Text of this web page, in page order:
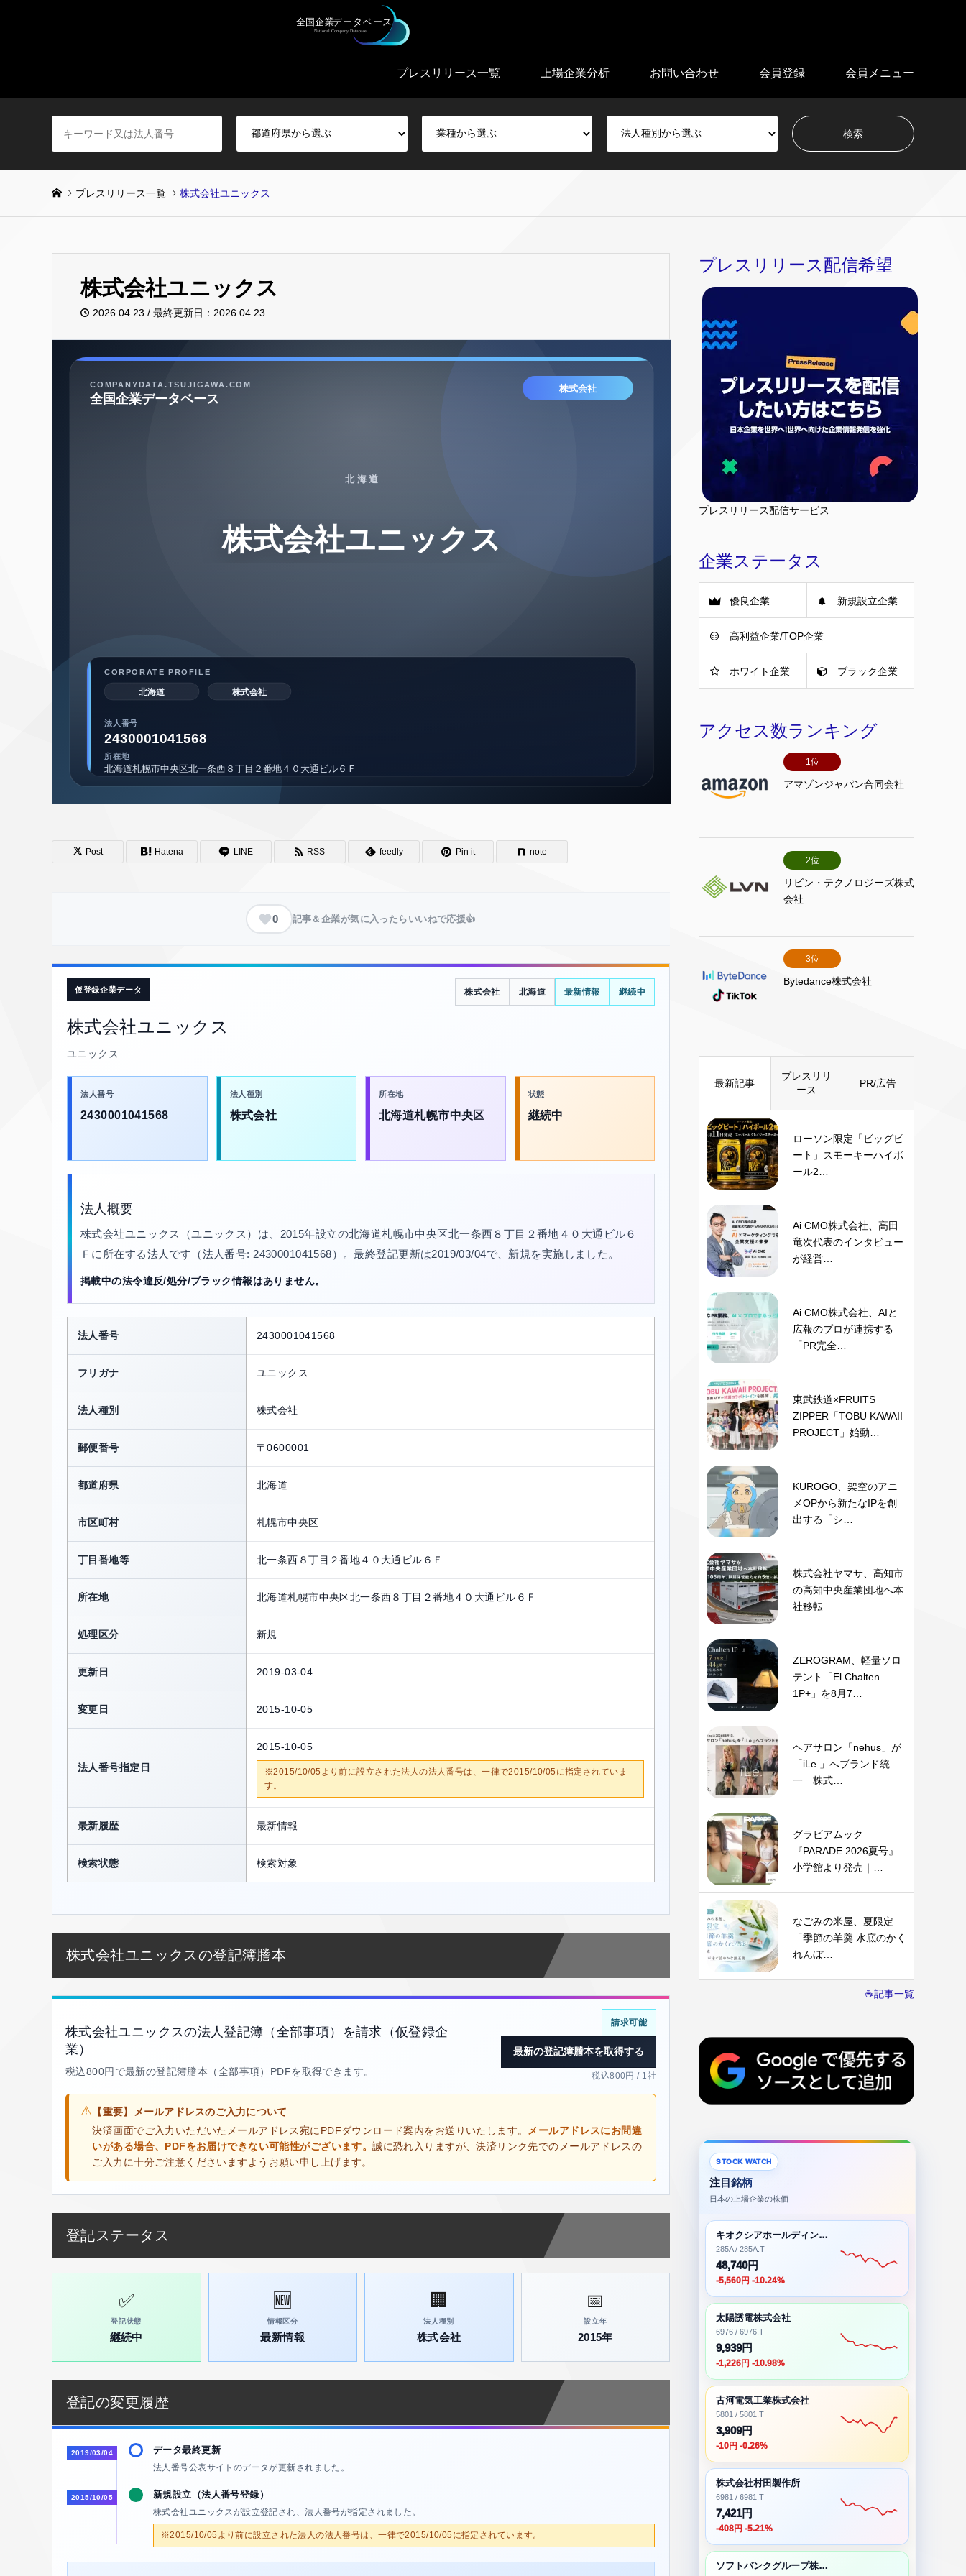
プレスリリース一覧 上場企業分析 お問い合わせ 会員登録 会員メニュー
プレスリリース一覧 株式会社ユニックス
株式会社ユニックス
2026.04.23 / 最終更新日：2026.04.23
Post Hatena LINE RSS feedly Pin it note
0 記事＆企業が気に入ったらいいねで応援👍
仮登録企業データ
株式会社ユニックス
ユニックス
株式会社 北海道 最新情報 継続中
法人番号
2430001041568
法人種別
株式会社
所在地
北海道札幌市中央区
状態
継続中
法人概要
株式会社ユニックス（ユニックス）は、2015年設立の北海道札幌市中央区北一条西８丁目２番地４０大通ビル６
Ｆに所在する法人です（法人番号: 2430001041568）。最終登記更新は2019/03/04で、新規を実施しました。
掲載中の法令違反/処分/ブラック情報はありません。
法人番号 2430001041568
フリガナ ユニックス
法人種別 株式会社
郵便番号 〒0600001
都道府県 北海道
市区町村 札幌市中央区
丁目番地等 北一条西８丁目２番地４０大通ビル６Ｆ
所在地 北海道札幌市中央区北一条西８丁目２番地４０大通ビル６Ｆ
処理区分 新規
更新日 2019-03-04
変更日 2015-10-05
法人番号指定日
2015-10-05
※2015/10/05より前に設立された法人の法人番号は、一律で2015/10/05に指定されていま
す。
最新履歴 最新情報
検索状態 検索対象
株式会社ユニックスの登記簿謄本
株式会社ユニックスの法人登記簿（全部事項）を請求（仮登録企
業）
税込800円で最新の登記簿謄本（全部事項）PDFを取得できます。
請求可能
最新の登記簿謄本を取得する
税込800円 / 1社
⚠ 【重要】メールアドレスのご入力について
決済画面でご入力いただいたメールアドレス宛にPDFダウンロード案内をお送りいたします。 メールアドレスにお間違
いがある場合、PDFをお届けできない可能性がございます。誠に恐れ入りますが、決済リンク先でのメールアドレスの
ご入力に十分ご注意くださいますようお願い申し上げます。
登記ステータス
✅
登記状態
継続中
🆕
情報区分
最新情報
🏢
法人種別
株式会社
📅
設立年
2015年
登記の変更履歴
2019/03/04 データ最終更新
法人番号公表サイトのデータが更新されました。
2015/10/05 新規設立（法人番号登録）
株式会社ユニックスが設立登記され、法人番号が指定されました。
※2015/10/05より前に設立された法人の法人番号は、一律で2015/10/05に指定されています。
プレスリリース配信希望
プレスリリース配信サービス
企業ステータス
優良企業 新規設立企業
高利益企業/TOP企業
ホワイト企業 ブラック企業
アクセス数ランキング
1位
アマゾンジャパン合同会社
2位
リビン・テクノロジーズ株式
会社
3位
Bytedance株式会社
最新記事
プレスリリ
ース
PR/広告
ローソン限定「ビッグピ
ート」スモーキーハイボ
ール2…
Ai CMO株式会社、高田
竜次代表のインタビュー
が経営…
Ai CMO株式会社、AIと
広報のプロが連携する
「PR完全…
東武鉄道×FRUITS
ZIPPER「TOBU KAWAII
PROJECT」始動…
KUROGO、架空のアニ
メOPから新たなIPを創
出する「シ…
株式会社ヤマサ、高知市
の高知中央産業団地へ本
社移転
ZEROGRAM、軽量ソロ
テント「El Chalten
1P+」を8月7…
ヘアサロン「nehus」が
「iLe.」へブランド統
一 株式…
グラビアムック
『PARADE 2026夏号』
小学館より発売｜…
なごみの米屋、夏限定
「季節の羊羹 水底のかく
れんぼ…
☕記事一覧
STOCK WATCH
注目銘柄
日本の上場企業の株価
キオクシアホールディングス株式会社
285A / 285A.T
48,740円
-5,560円 -10.24%
太陽誘電株式会社
6976 / 6976.T
9,939円
-1,226円 -10.98%
古河電気工業株式会社
5801 / 5801.T
3,909円
-10円 -0.26%
株式会社村田製作所
6981 / 6981.T
7,421円
-408円 -5.21%
ソフトバンクグループ株式会社